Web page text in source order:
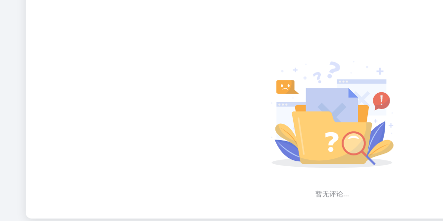
暂无评论...